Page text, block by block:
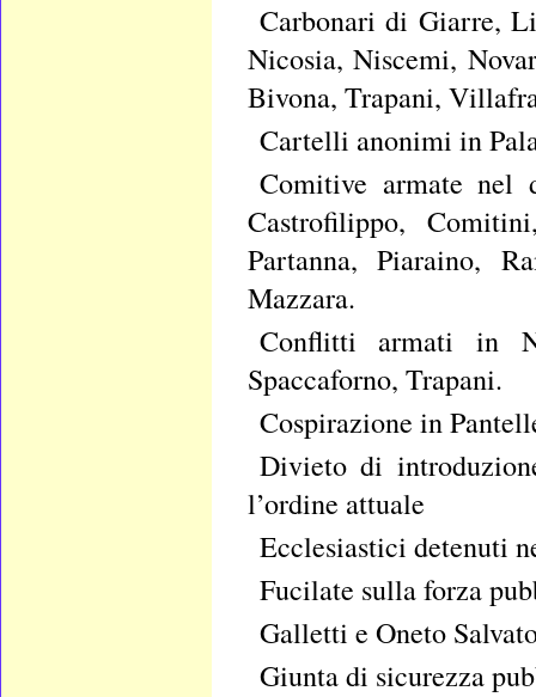
Carbonari di Giarre,
Nicosia, Niscemi,
Bivona, Trapani,
Cartelli anonimi in
Comitive armate nel
Castrofilippo,
Partanna, Piaraino,
Mazzara.
Conflitti armati in
Spaccaforno, Trapani.
Cospirazione in
Divieto di
l’ordine attuale
Ecclesiastici detenuti
Fucilate sulla forza
Galletti e Oneto
Giunta di sicurezza